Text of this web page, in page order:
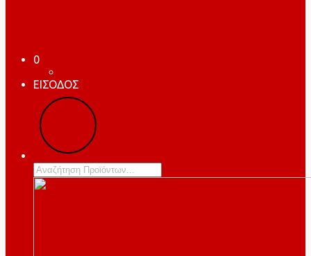
0
ΕΙΣΟΔΟΣ
Products
search